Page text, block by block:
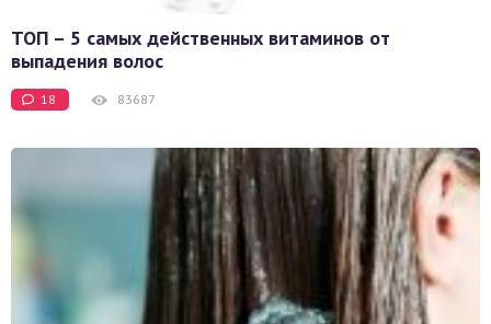
ТОП – 5 самых действенных витаминов от
выпадения волос
18 83687